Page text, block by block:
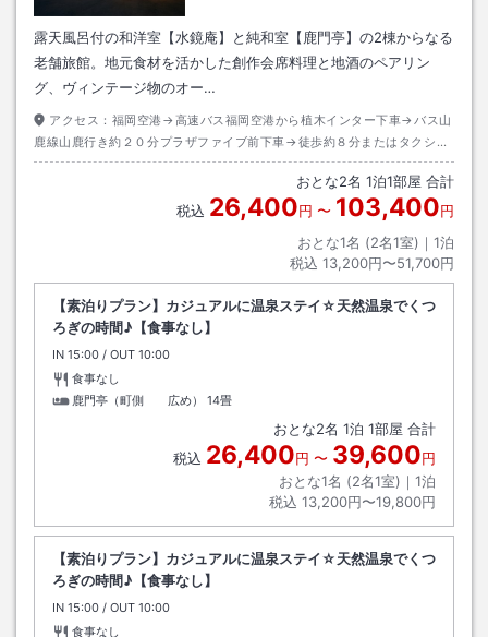
露天風呂付の和洋室【水鏡庵】と純和室【鹿門亭】の2棟からなる
老舗旅館。地元食材を活かした創作会席料理と地酒のペアリン
グ、ヴィンテージ物のオー…
アクセス： 福岡空港→高速バス福岡空港から植木インター下車→バス山
鹿線山鹿行き約２０分プラザファイブ前下車→徒歩約８分またはタクシー
約４分
おとな2名 1泊1部屋 合計
税込 26,400円 〜 103,400円
おとな1名 (2名1室)｜ 1泊
税込 13,200円〜51,700円
【素泊りプラン】カジュアルに温泉ステイ☆天然温泉でくつ
ろぎの時間♪【食事なし】
IN チェックイン
15:00 / OUT チェックアウト
10:00
食事なし
鹿門亭（町側 広め）
14畳
おとな2名 1泊 1部屋 合計
税込 26,400円 〜 39,600円
おとな1名 (2名1室)｜ 1泊
税込 13,200円〜19,800円
【素泊りプラン】カジュアルに温泉ステイ☆天然温泉でくつ
ろぎの時間♪【食事なし】
IN チェックイン
15:00 / OUT チェックアウト
10:00
食事なし